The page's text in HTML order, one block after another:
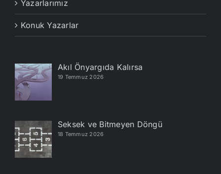
Yazarlarımız
Konuk Yazarlar
Akıl Önyargıda Kalırsa
19 Temmuz 2026
Seksek ve Bitmeyen Döngü
18 Temmuz 2026